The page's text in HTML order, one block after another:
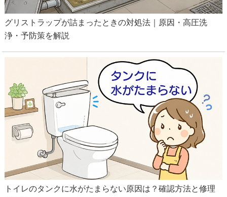
グリストラップが詰まったときの対処法｜原因・高圧洗
浄・予防策を解説
トイレのタンクに水がたまらない原因は？確認方法と修理